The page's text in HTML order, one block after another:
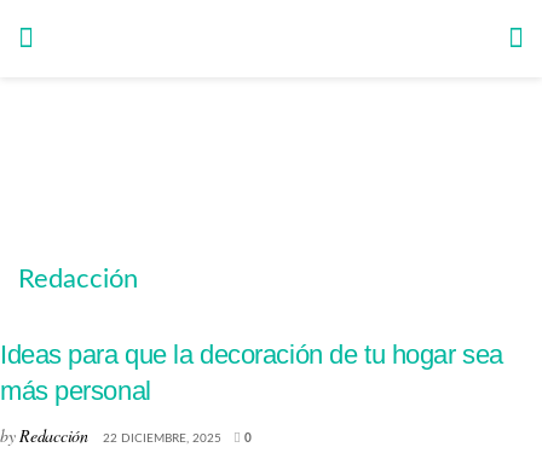
Redacción
Ideas para que la decoración de tu hogar sea
más personal
by Redacción 22 DICIEMBRE, 2025 0